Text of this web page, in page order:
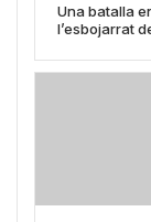
Una batalla
l’esbojarrat